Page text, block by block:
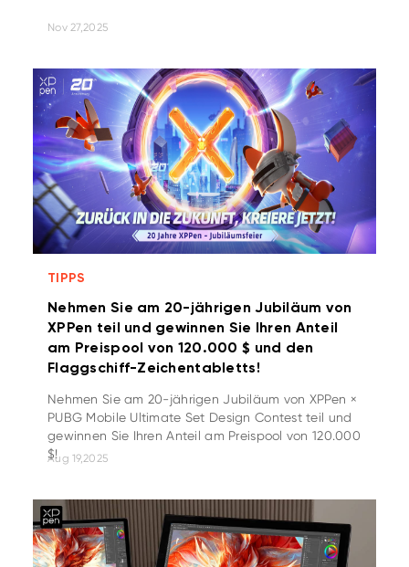
Nov 27,2025
TIPPS
Nehmen Sie am 20-jährigen Jubiläum von
XPPen teil und gewinnen Sie Ihren Anteil
am Preispool von 120.000 $ und den
Flaggschiff-Zeichentabletts!
Nehmen Sie am 20-jährigen Jubiläum von XPPen ×
PUBG Mobile Ultimate Set Design Contest teil und
gewinnen Sie Ihren Anteil am Preispool von 120.000
$!
Aug 19,2025